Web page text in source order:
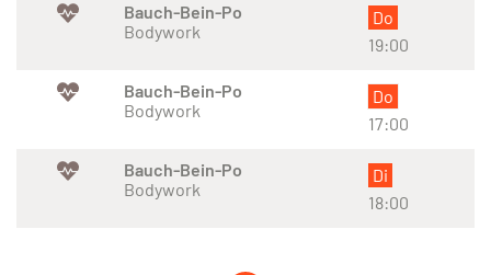
Bauch-Bein-Po
Bodywork
Do
19:00
Bauch-Bein-Po
Bodywork
Do
17:00
Bauch-Bein-Po
Bodywork
Di
18:00